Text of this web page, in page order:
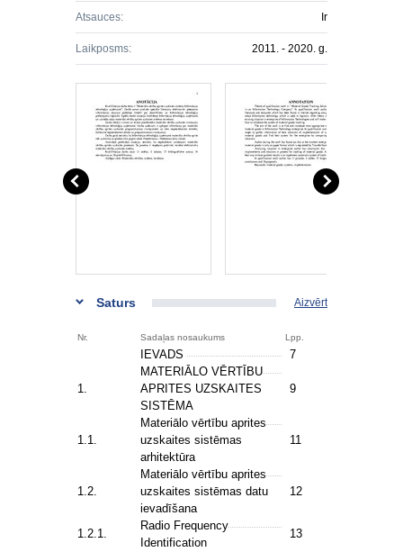
Atsauces: Ir
Laikposms: 2011. - 2020. g.
Saturs Aizvērt
Nr. Sadaļas nosaukums Lpp.
IEVADS 7
1.
MATERIĀLO VĒRTĪBU
APRITES UZSKAITES
SISTĒMA
9
1.1.
Materiālo vērtību aprites
uzskaites sistēmas
arhitektūra
11
1.2.
Materiālo vērtību aprites
uzskaites sistēmas datu
ievadīšana
12
1.2.1.
Radio Frequency
Identification
13